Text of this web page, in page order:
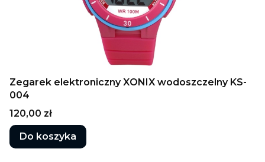
Zegarek elektroniczny XONIX wodoszczelny KS-
004
Cena
120,00 zł
Do koszyka